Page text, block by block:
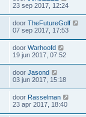
23 sep 2017, 12:24
door TheFutureGolf
07 sep 2017, 17:53
door Warhoofd
19 jun 2017, 07:52
door Jasond
03 jun 2017, 15:18
door Rasselman
23 apr 2017, 18:40